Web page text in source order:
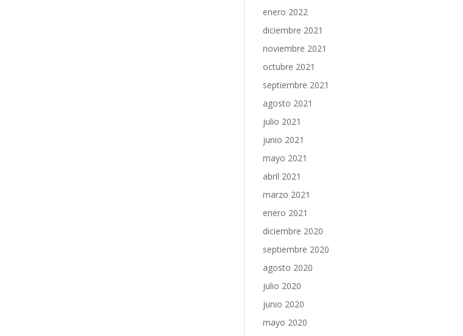
enero 2022
diciembre 2021
noviembre 2021
octubre 2021
septiembre 2021
agosto 2021
julio 2021
junio 2021
mayo 2021
abril 2021
marzo 2021
enero 2021
diciembre 2020
septiembre 2020
agosto 2020
julio 2020
junio 2020
mayo 2020